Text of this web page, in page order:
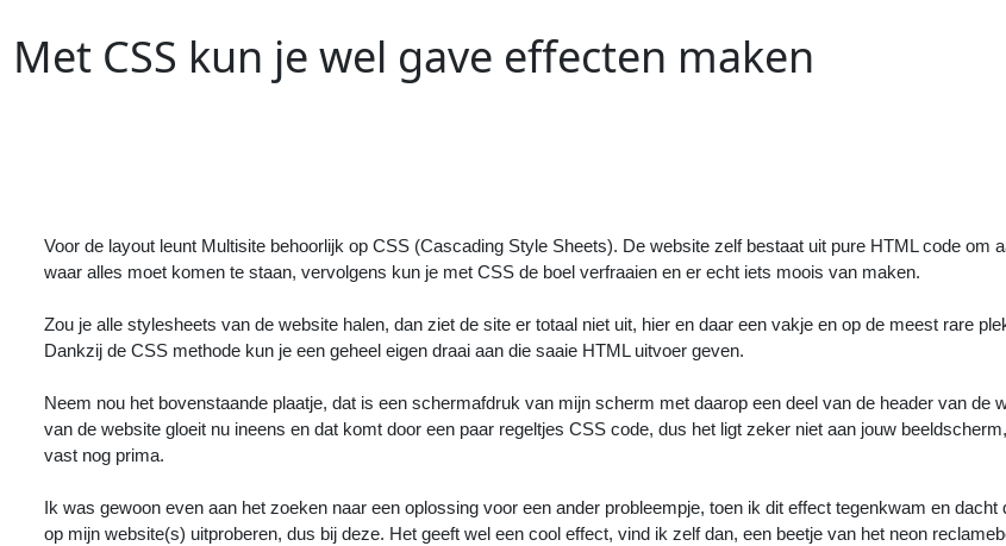
Met CSS kun je wel gave effecten maken
Voor de layout leunt Multisite behoorlijk op CSS (Cascading Style Sheets). De website zelf bestaat uit pure HTML code om
waar alles moet komen te staan, vervolgens kun je met CSS de boel verfraaien en er echt iets moois van maken.
Zou je alle stylesheets van de website halen, dan ziet de site er totaal niet uit, hier en daar een vakje en op de meest rare
Dankzij de CSS methode kun je een geheel eigen draai aan die saaie HTML uitvoer geven.
Neem nou het bovenstaande plaatje, dat is een schermafdruk van mijn scherm met daarop een deel van de header van de
van de website gloeit nu ineens en dat komt door een paar regeltjes CSS code, dus het ligt zeker niet aan jouw
vast nog prima.
Ik was gewoon even aan het zoeken naar een oplossing voor een ander probleempje, toen ik dit effect tegenkwam en dacht
op mijn website(s) uitproberen, dus bij deze. Het geeft wel een cool effect, vind ik zelf dan, een beetje van het neon